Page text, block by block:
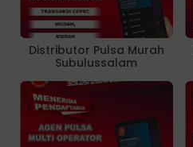
Distributor Pulsa Murah
Subulussalam